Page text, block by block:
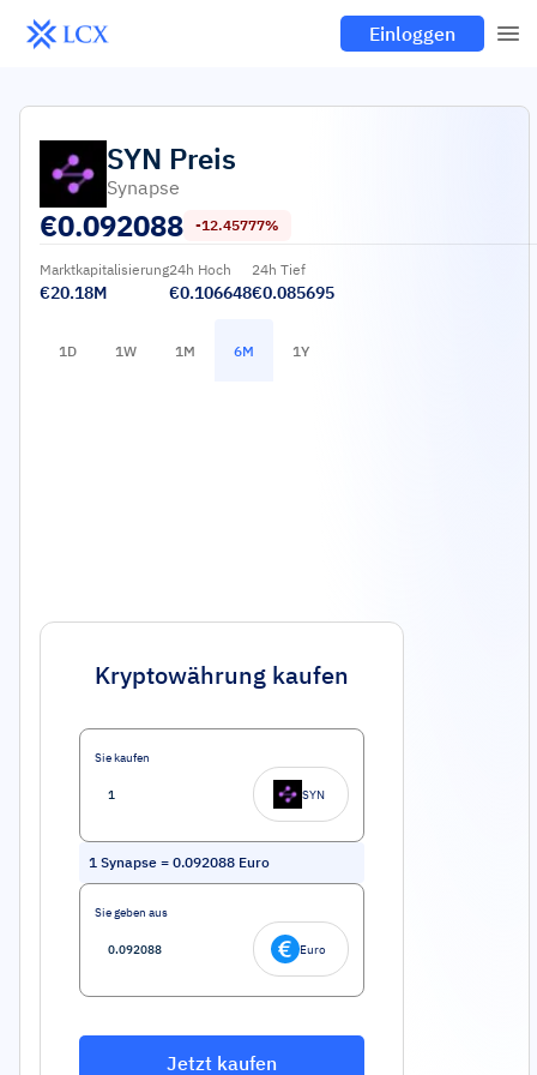
Einloggen
SYN Preis
Synapse
€0.092088 -12.45777%
Marktkapitalisierung
€20.18M
24h Hoch
€0.106648
24h Tief
€0.085695
1D 1W 1M 6M 1Y
Kryptowährung kaufen
Sie kaufen
SYN
1 Synapse = 0.092088 Euro
Sie geben aus
Euro
Jetzt kaufen